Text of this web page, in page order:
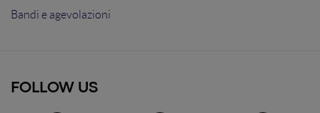
Bandi e agevolazioni
FOLLOW US